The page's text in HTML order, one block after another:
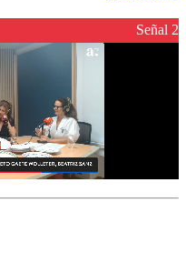
Señal 2